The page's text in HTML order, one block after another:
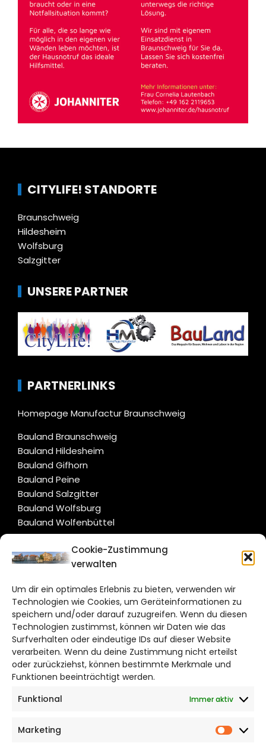
Cookie-Zustimmung
verwalten
Um dir ein optimales Erlebnis zu bieten, verwenden wir
Technologien wie Cookies, um Geräteinformationen zu
speichern und/oder darauf zuzugreifen. Wenn du diesen
Technologien zustimmst, können wir Daten wie das
Surfverhalten oder eindeutige IDs auf dieser Website
verarbeiten. Wenn du deine Zustimmung nicht erteilst
oder zurückziehst, können bestimmte Merkmale und
Funktionen beeinträchtigt werden.
Funktional
Immer aktiv
Marketing
CITYLIFE! STANDORTE
Braunschweig
Hildesheim
Wolfsburg
Salzgitter
UNSERE PARTNER
PARTNERLINKS
Homepage Manufactur Braunschweig
Bauland Braunschweig
Bauland Hildesheim
Bauland Gifhorn
Bauland Peine
Bauland Salzgitter
Bauland Wolfsburg
Bauland Wolfenbüttel
CITYLIFE!
hildesheim@citylifemedien.de
Bruchtorwall 12
38100 Braunschweig
Telefon: 0531 387220 – 65
DAS STADTMAGAZIN FÜR HILDESHEIM
Impressum
Cookie Richtlinie